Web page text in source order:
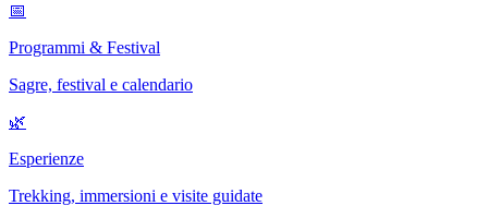
📅
Programmi & Festival
Sagre, festival e calendario
🌿
Esperienze
Trekking, immersioni e visite guidate